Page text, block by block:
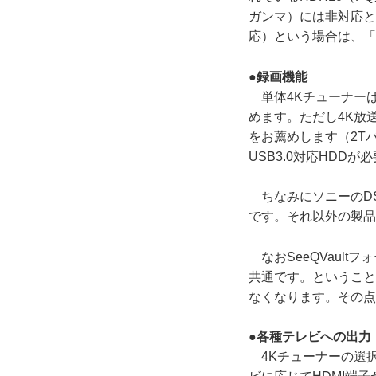
ガンマ）には非対応
応）という場合は、
●録画機能
単体4Kチューナー
めます。ただし4K放
をお薦めします（2T
USB3.0対応HDDが必
ちなみにソニーの
です。それ以外の製
なおSeeQVaultフォ
共通です。というこ
なくなります。その
●各種テレビへの出力
4Kチューナーの選